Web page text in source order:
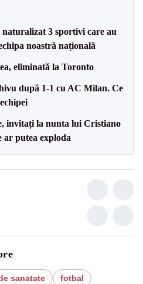
3 sportivi care au
noastră națională
eliminată la Toronto
după 1-1 cu AC Milan. Ce
invitați la nunta lui Cristiano
ar putea exploda
sanatate fotbal